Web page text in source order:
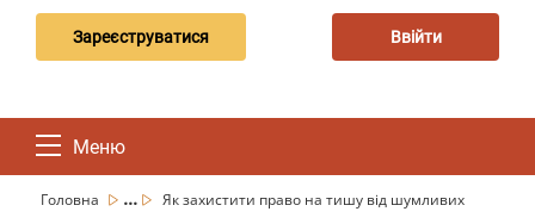
Зареєструватися Ввійти
Меню
Головна ...
Як захистити право на тишу від шумливих